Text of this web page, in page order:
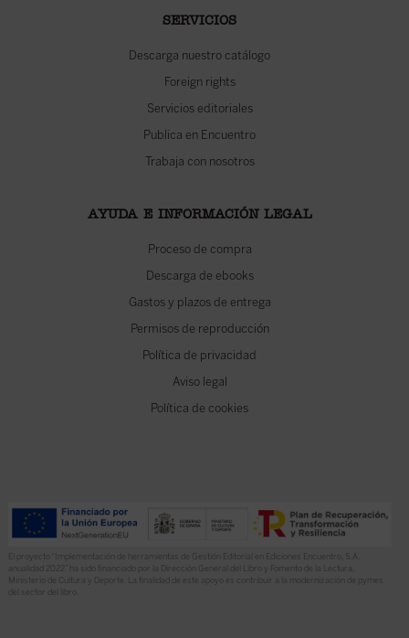
SERVICIOS
Descarga nuestro catálogo
Foreign rights
Servicios editoriales
Publica en Encuentro
Trabaja con nosotros
AYUDA E INFORMACIÓN LEGAL
Proceso de compra
Descarga de ebooks
Gastos y plazos de entrega
Permisos de reproducción
Política de privacidad
Aviso legal
Política de cookies
El proyecto “Implementación de herramientas de Gestión Editorial en Ediciones Encuentro, S.A.
anualidad 2022” ha sido financiado por la Dirección General del Libro y Fomento de la Lectura,
Ministerio de Cultura y Deporte. La finalidad de este apoyo es contribuir a la modernización de pymes
del sector del libro.